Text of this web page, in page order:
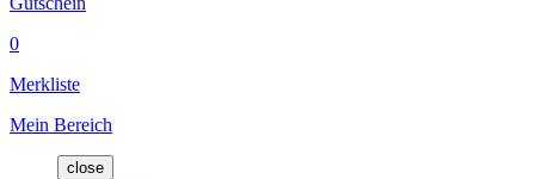
0
Merkliste
Mein Bereich
close